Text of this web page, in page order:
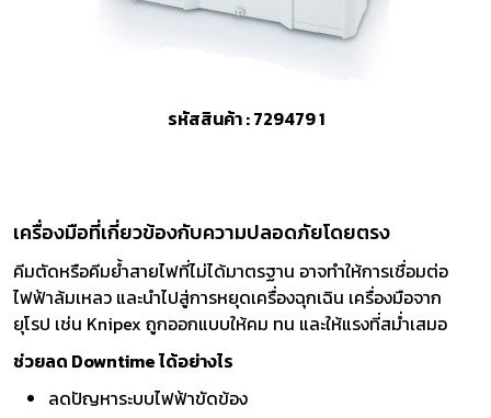
รหัสสินค้า : 729479 1
เครื่องมือที่เกี่ยวข้องกับความปลอดภัยโดยตรง
คีมตัดหรือคีมย้ำสายไฟที่ไม่ได้มาตรฐาน อาจทำให้การเชื่อมต่อ
ไฟฟ้าล้มเหลว และนำไปสู่การหยุดเครื่องฉุกเฉิน เครื่องมือจาก
ยุโรป เช่น Knipex ถูกออกแบบให้คม ทน และให้แรงที่สม่ำเสมอ
ช่วยลด Downtime ได้อย่างไร
ลดปัญหาระบบไฟฟ้าขัดข้อง